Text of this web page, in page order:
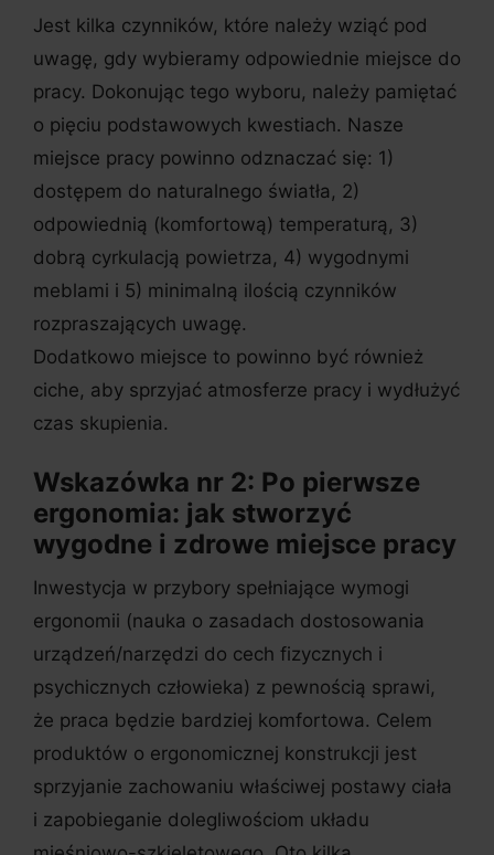
Jest kilka czynników, które należy wziąć pod
uwagę, gdy wybieramy odpowiednie miejsce do
pracy. Dokonując tego wyboru, należy pamiętać
o pięciu podstawowych kwestiach. Nasze
miejsce pracy powinno odznaczać się: 1)
dostępem do naturalnego światła, 2)
odpowiednią (komfortową) temperaturą, 3)
dobrą cyrkulacją powietrza, 4) wygodnymi
meblami i 5) minimalną ilością czynników
rozpraszających uwagę.
Dodatkowo miejsce to powinno być również
ciche, aby sprzyjać atmosferze pracy i wydłużyć
czas skupienia.
Wskazówka nr 2: Po pierwsze
ergonomia: jak stworzyć
wygodne i zdrowe miejsce pracy
Inwestycja w przybory spełniające wymogi
ergonomii (nauka o zasadach dostosowania
urządzeń/narzędzi do cech fizycznych i
psychicznych człowieka) z pewnością sprawi,
że praca będzie bardziej komfortowa. Celem
produktów o ergonomicznej konstrukcji jest
sprzyjanie zachowaniu właściwej postawy ciała
i zapobieganie dolegliwościom układu